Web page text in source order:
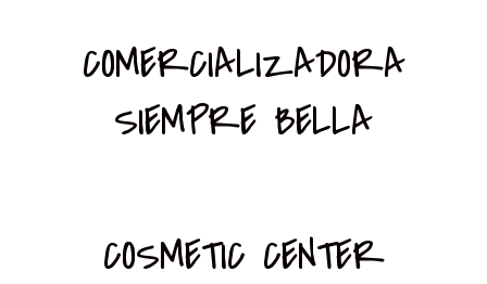
COMERCIALIZADORA
SIEMPRE BELLA
COSMETIC CENTER